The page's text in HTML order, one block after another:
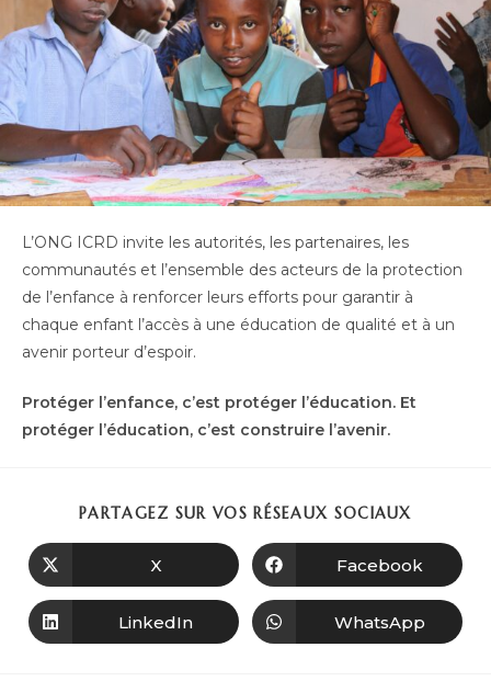
L’ONG ICRD invite les autorités, les partenaires, les
communautés et l’ensemble des acteurs de la protection
de l’enfance à renforcer leurs efforts pour garantir à
chaque enfant l’accès à une éducation de qualité et à un
avenir porteur d’espoir.
Protéger l’enfance, c’est protéger l’éducation. Et
protéger l’éducation, c’est construire l’avenir.
PARTAGEZ SUR VOS RÉSEAUX SOCIAUX
X Facebook
LinkedIn WhatsApp